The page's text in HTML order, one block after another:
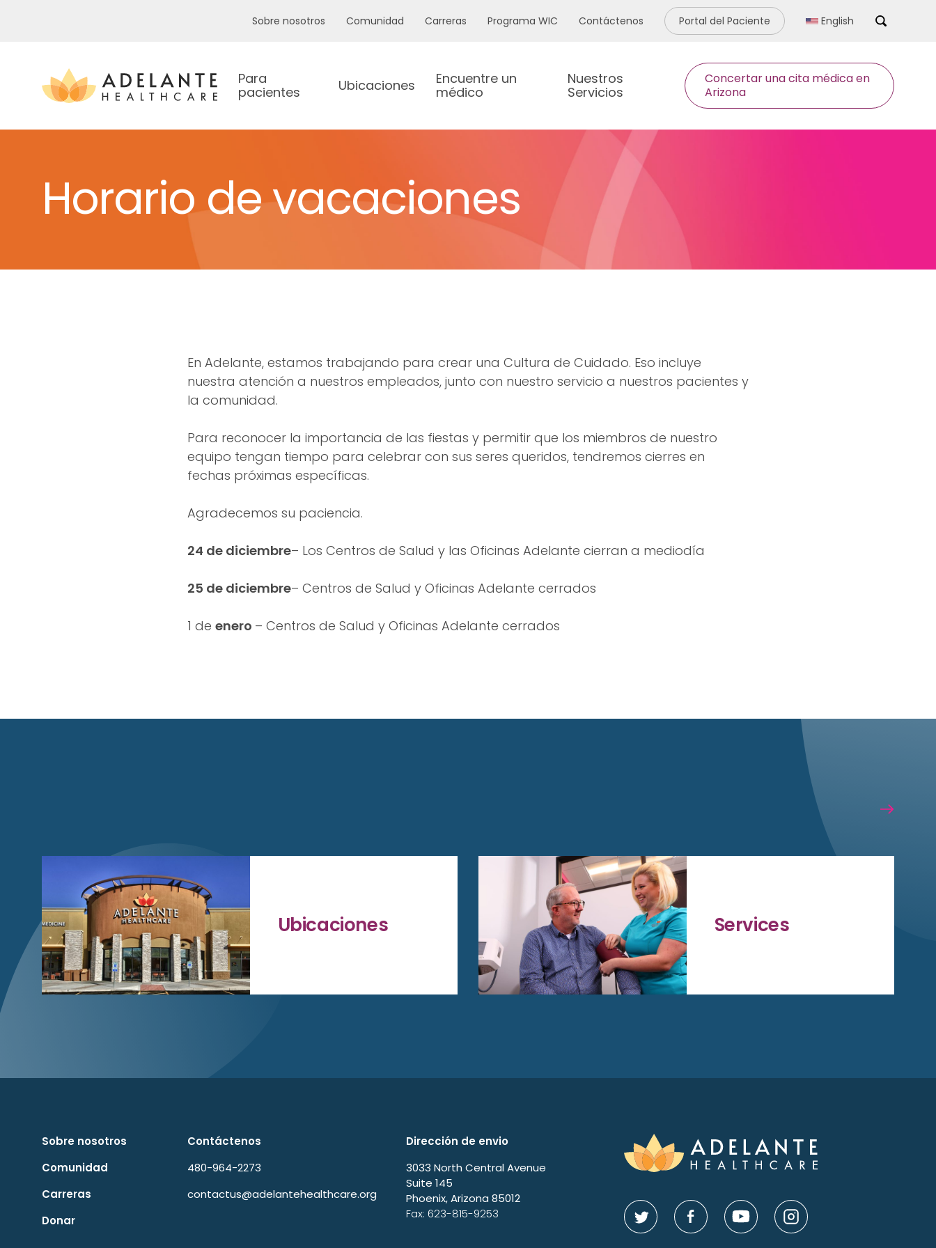
Sobre nosotros Comunidad Carreras Programa WIC Contáctenos Portal del Paciente English Search
Para
pacientes
Ubicaciones
Encuentre un
médico
Nuestros
Servicios
Concertar una cita médica en
Arizona
Horario de vacaciones
En Adelante, estamos trabajando para crear una Cultura de Cuidado. Eso incluye
nuestra atención a nuestros empleados, junto con nuestro servicio a nuestros pacientes y
la comunidad.
Para reconocer la importancia de las fiestas y permitir que los miembros de nuestro
equipo tengan tiempo para celebrar con sus seres queridos, tendremos cierres en
fechas próximas específicas.
Agradecemos su paciencia.
24 de diciembre– Los Centros de Salud y las Oficinas Adelante cierran a mediodía
25 de diciembre– Centros de Salud y Oficinas Adelante cerrados
1 de enero – Centros de Salud y Oficinas Adelante cerrados
Ubicaciones Services
Sobre nosotros
Comunidad
Carreras
Donar
Contáctenos
480-964-2273
contactus@adelantehealthcare.org
Dirección de envio
3033 North Central Avenue
Suite 145
Phoenix, Arizona 85012
Fax: 623-815-9253